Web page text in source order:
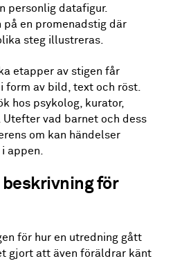
personlig datafigur.
på en promenadstig där
steg illustreras.
etapper av stigen får
form av bild, text och röst.
hos psykolog, kurator,
vad barnet och dess
om kan händelser
appen.
beskrivning för
för hur en utredning gått
gjort att även föräldrar känt